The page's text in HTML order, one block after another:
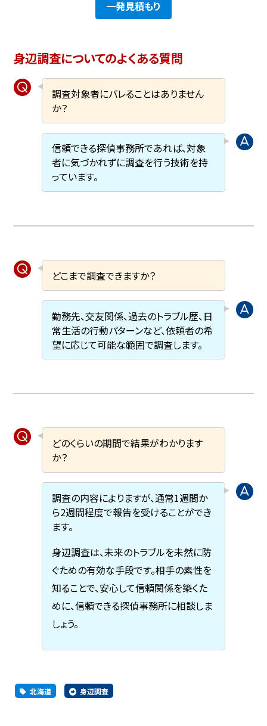
一発見積もり
身辺調査についてのよくある質問
調査対象者にバレることはありません
か？
信頼できる探偵事務所であれば、対象
者に気づかれずに調査を行う技術を持
っています。
どこまで調査できますか？
勤務先、交友関係、過去のトラブル歴、日
常生活の行動パターンなど、依頼者の希
望に応じて可能な範囲で調査します。
どのくらいの期間で結果がわかります
か？
調査の内容によりますが、通常1週間か
ら2週間程度で報告を受けることができ
ます。
身辺調査は、未来のトラブルを未然に防
ぐための有効な手段です。相手の素性を
知ることで、安心して信頼関係を築くた
めに、信頼できる探偵事務所に相談しま
しょう。
北海道 身辺調査